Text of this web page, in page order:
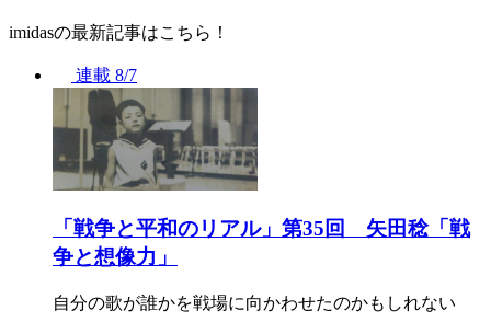
imidasの最新記事はこちら！
連載 8/7
「戦争と平和のリアル」第35回 矢田稔「戦
争と想像力」
自分の歌が誰かを戦場に向かわせたのかもしれない